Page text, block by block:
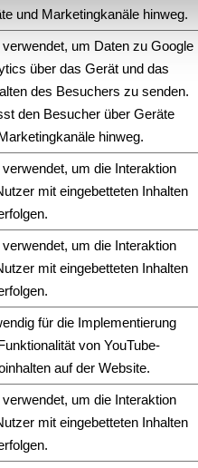
und Marketingkanäle hinweg.
verwendet, um Daten zu Google
über das Gerät und das
des Besuchers zu senden.
den Besucher über Geräte
hinweg.
um die Interaktion
mit eingebetteten Inhalten
um die Interaktion
mit eingebetteten Inhalten
für die Implementierung
von YouTube-
auf der Website.
um die Interaktion
mit eingebetteten Inhalten